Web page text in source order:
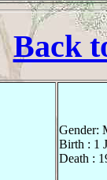
Back
Gender:
Birth : 1
Death :